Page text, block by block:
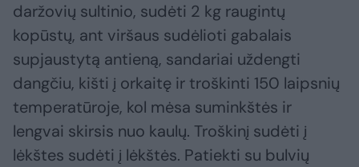
daržovių sultinio, sudėti 2 kg raugintų
kopūstų, ant viršaus sudėlioti gabalais
supjaustytą antieną, sandariai uždengti
dangčiu, kišti į orkaitę ir troškinti 150 laipsnių
temperatūroje, kol mėsa suminkštės ir
lengvai skirsis nuo kaulų. Troškinį sudėti į
lėkštes sudėti į lėkštės. Patiekti su bulvių